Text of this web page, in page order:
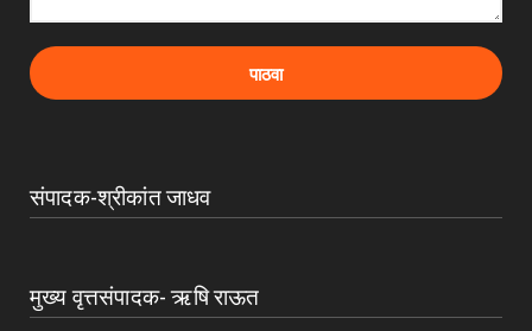
संपादक-श्रीकांत जाधव
मुख्य वृत्तसंपादक- ऋषि राऊत